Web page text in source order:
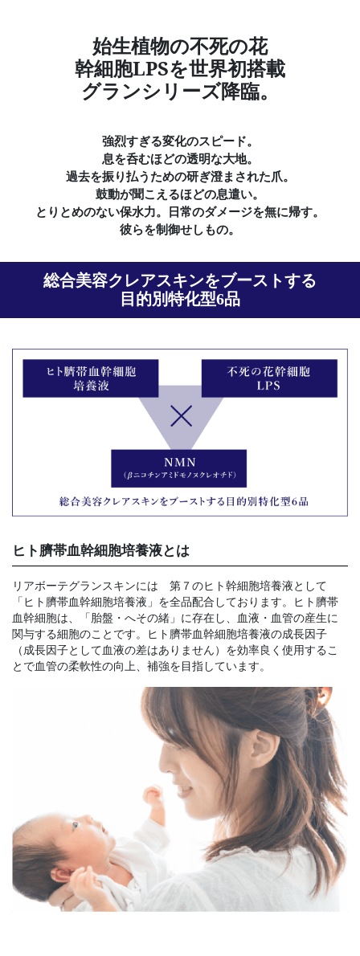
始生植物の不死の花
幹細胞LPSを世界初搭載
グランシリーズ降臨。
強烈すぎる変化のスピード。
息を呑むほどの透明な大地。
過去を振り払うための研ぎ澄まされた爪。
鼓動が聞こえるほどの息遣い。
とりとめのない保水力。日常のダメージを無に帰す。
彼らを制御せしもの。
総合美容クレアスキンをブーストする
目的別特化型6品
ヒト臍帯血幹細胞培養液とは
リアボーテグランスキンには 第７のヒト幹細胞培養液として
「ヒト臍帯血幹細胞培養液」を全品配合しております。ヒト臍帯
血幹細胞は、「胎盤・へその緒」に存在し、血液・血管の産生に
関与する細胞のことです。ヒト臍帯血幹細胞培養液の成長因子
（成長因子として血液の差はありません）を効率良く使用するこ
とで血管の柔軟性の向上、補強を目指しています。